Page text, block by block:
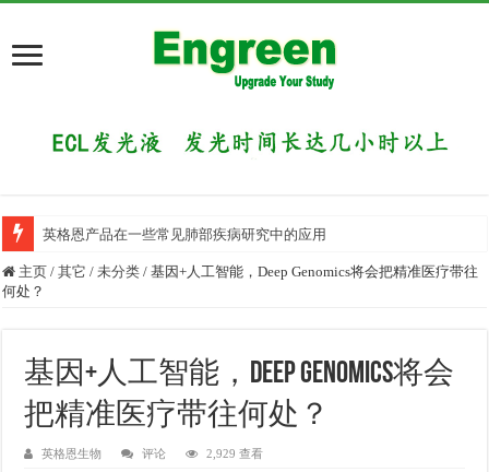
英格恩产品在一些常见肺部疾病研究中的应用
主页 / 其它 / 未分类 / 基因+人工智能，Deep Genomics将会把精准医疗带往
何处？
基因+人工智能，Deep Genomics将会
把精准医疗带往何处？
英格恩生物 评论 2,929 查看